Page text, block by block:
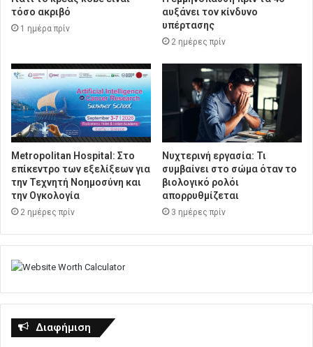
τόσο ακριβό
1 ημέρα πρίν
αυξάνει τον κίνδυνο
υπέρτασης
2 ημέρες πρίν
Metropolitan Hospital: Στο
επίκεντρο των εξελίξεων για
την Τεχνητή Νοημοσύνη και
την Ογκολογία
2 ημέρες πρίν
Νυχτερινή εργασία: Τι
συμβαίνει στο σώμα όταν το
βιολογικό ρολόι
απορρυθμίζεται
3 ημέρες πρίν
Διαφήμιση